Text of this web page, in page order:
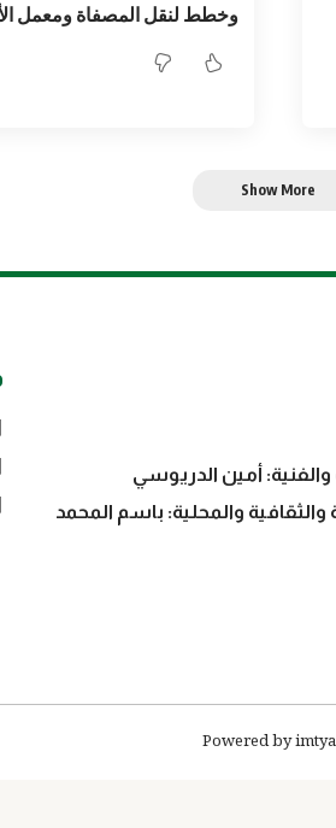
وخطط لنقل المصفاة ومعمل
Show More
أمين الدريوسي
والمحلية: باسم المحمد